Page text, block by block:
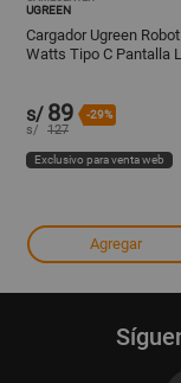
UGREEN
Cargador Ugreen
Watts Tipo C Pantalla
s/ 89 -29%
s/ 127
Exclusivo para venta web
Agregar